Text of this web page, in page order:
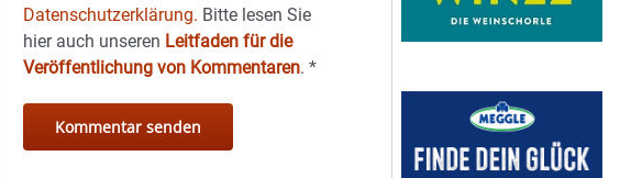
Datenschutzerklärung. Bitte lesen Sie
hier auch unseren Leitfaden für die
Veröffentlichung von Kommentaren.*